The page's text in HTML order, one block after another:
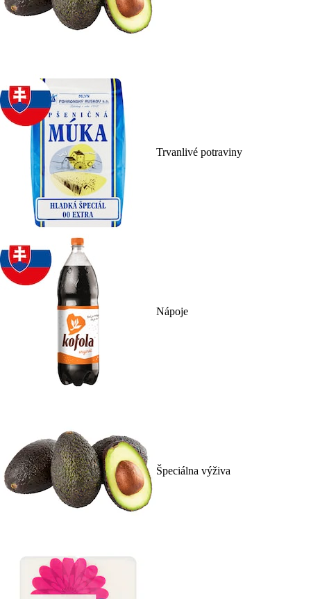
Trvanlivé potraviny
Nápoje
Špeciálna výživa